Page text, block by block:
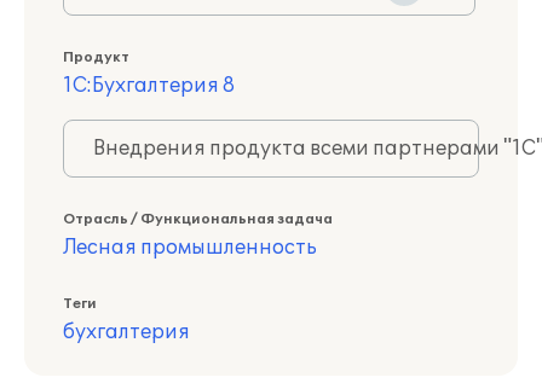
Продукт
1С:Бухгалтерия 8
Внедрения продукта всеми партнерами
Отрасль / Функциональная задача
Лесная промышленность
Теги
бухгалтерия